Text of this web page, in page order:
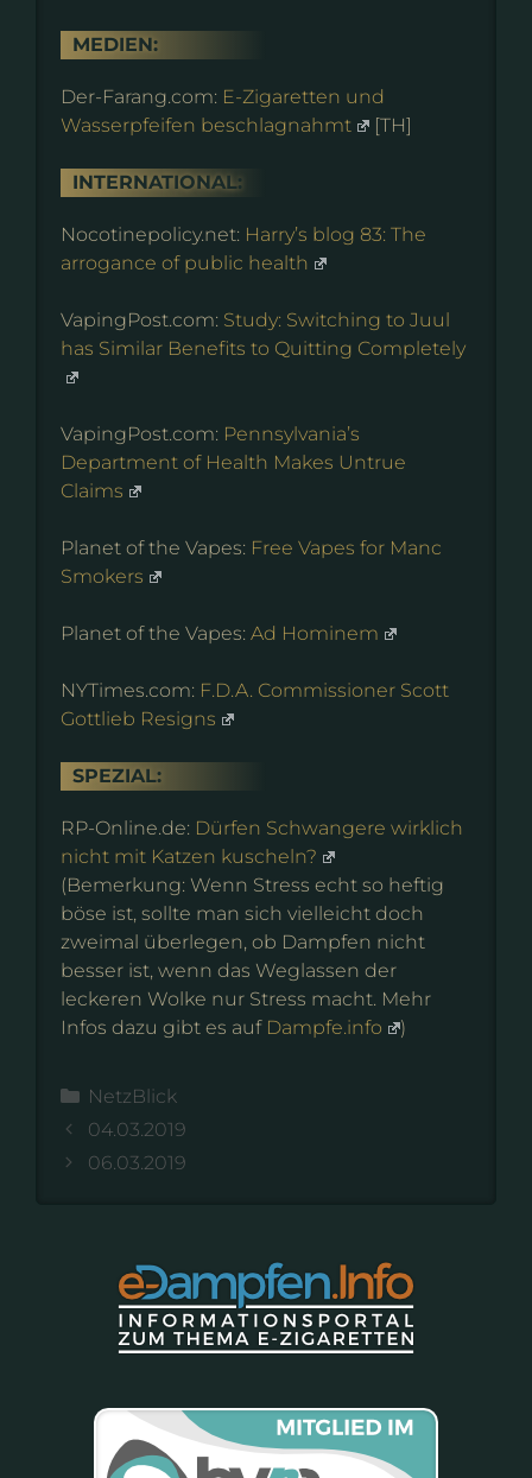
MEDIEN:
Der-Farang.com: E-Zigaretten und
Wasserpfeifen beschlagnahmt
[TH]
INTERNATIONAL:
Nocotinepolicy.net: Harry’s blog 83: The
arrogance of public health
VapingPost.com: Study: Switching to Juul
has Similar Benefits to Quitting Completely
VapingPost.com: Pennsylvania’s
Department of Health Makes Untrue
Claims
Planet of the Vapes: Free Vapes for Manc
Smokers
Planet of the Vapes: Ad Hominem
NYTimes.com: F.D.A. Commissioner Scott
Gottlieb Resigns
SPEZIAL:
RP-Online.de: Dürfen Schwangere wirklich
nicht mit Katzen kuscheln?
(Bemerkung: Wenn Stress echt so heftig
böse ist, sollte man sich vielleicht doch
zweimal überlegen, ob Dampfen nicht
besser ist, wenn das Weglassen der
leckeren Wolke nur Stress macht. Mehr
Infos dazu gibt es auf Dampfe.info )
Kategorien
NetzBlick
04.03.2019
06.03.2019